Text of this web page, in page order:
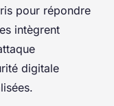
pour répondre
intègrent
digitale